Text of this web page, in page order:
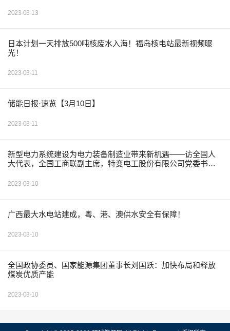
2023-03-13
日本计划一天排放500吨核废水入海！福岛核电站最新视频曝
光！
2023-03-11
储能日报·速览【3月10日】
2023-03-11
新型电力系统建设为电力装备制造业带来新机遇——访全国人
大代表，全国工商联副主席，特变电工股份有限公司党委书
2023-03-10
广西最大水电站建成，粤、港、澳供水安全有保障！
2023-03-10
全国政协委员、国家能源集团董事长刘国跃：加快布局和释放
煤炭优质产能
2023-03-10